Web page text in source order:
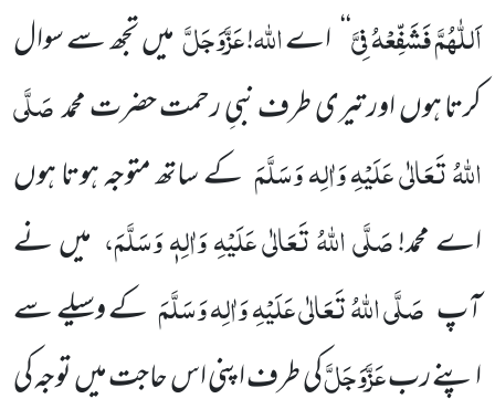
اَللّٰہُمَّ فَشَفِّعْہُ فِیَّ‘‘اےاللہ!عَزَّوَجَلَّمیں تجھ سے سوال
کرتا ہوں اور تیری طرف نبیِ رحمت حضرت محمدصَلَّی
اللہُ تَعَالٰی عَلَیْہِ وَاٰلِہ وَسَلَّمَ کے ساتھ متوجہ ہوتا ہوں
اے محمد!صَلَّی اللہُ تَعَالٰی عَلَیْہِ وَاٰلِہٖ وَسَلَّمَ، میں نے
آپ صَلَّی اللہُ تَعَالٰی عَلَیْہِ وَاٰلِہ وَسَلَّمَ کے وسیلے سے
اپنے ربعَزَّوَجَلَّکی طرف اپنی اس حاجت میں توجہ کی